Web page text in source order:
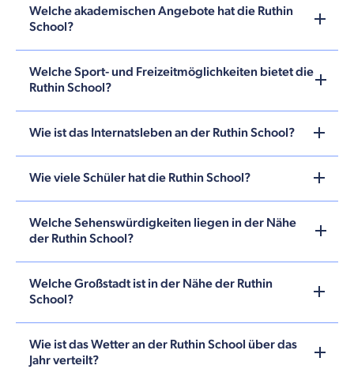
Welche akademischen Angebote hat die Ruthin
School?
Welche Sport- und Freizeitmöglichkeiten bietet die
Ruthin School?
Wie ist das Internatsleben an der Ruthin School?
Wie viele Schüler hat die Ruthin School?
Welche Sehenswürdigkeiten liegen in der Nähe
der Ruthin School?
Welche Großstadt ist in der Nähe der Ruthin
School?
Wie ist das Wetter an der Ruthin School über das
Jahr verteilt?